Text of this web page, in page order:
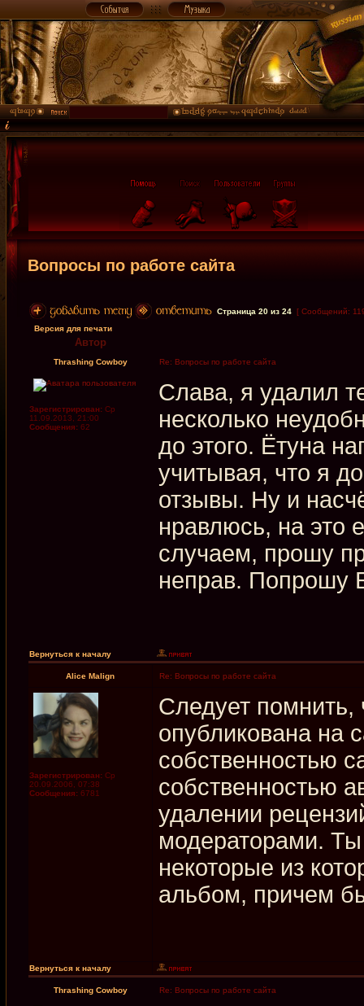
Вопросы по работе сайта
Страница 20 из 24 [ Сообщений:
Версия для печати
Автор
Thrashing Cowboy Re: Вопросы по работе сайта
Зарегистрирован: Ср
11.09.2013, 21:00
Сообщения: 62
Слава, я удалил
несколько
до этого. Ётуна
учитывая, что я
отзывы. Ну и
нравлюсь, на это
случаем, прошу
неправ. Попрошу
Вернуться к началу
Alice Malign Re: Вопросы по работе сайта
Зарегистрирован: Ср
20.09.2006, 07:38
Сообщения: 6781
Следует помнить,
опубликована на
собственностью
собственностью
удалении
модераторами.
некоторые из
альбом, причем
Вернуться к началу
Thrashing Cowboy Re: Вопросы по работе сайта